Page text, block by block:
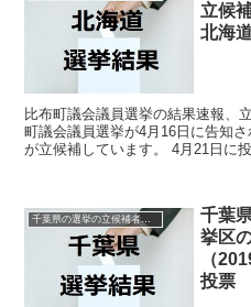
立候
北海道
比布町議会議員選挙の結果速報、
町議会議員選挙が4月16日に告知
が立候補しています。 4月21日に
千葉県の選挙の立候補者と結果速報一覧
千葉
挙区
（
投票